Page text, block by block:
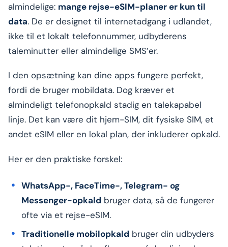
almindelige: mange rejse-eSIM-planer er kun til
data. De er designet til internetadgang i udlandet,
ikke til et lokalt telefonnummer, udbyderens
taleminutter eller almindelige SMS’er.
I den opsætning kan dine apps fungere perfekt,
fordi de bruger mobildata. Dog kræver et
almindeligt telefonopkald stadig en talekapabel
linje. Det kan være dit hjem-SIM, dit fysiske SIM, et
andet eSIM eller en lokal plan, der inkluderer opkald.
Her er den praktiske forskel:
WhatsApp-, FaceTime-, Telegram- og
Messenger-opkald bruger data, så de fungerer
ofte via et rejse-eSIM.
Traditionelle mobilopkald bruger din udbyders